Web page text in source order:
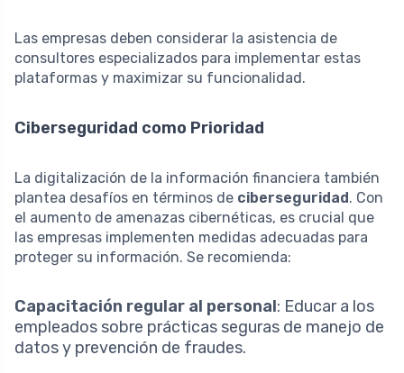
Las empresas deben considerar la asistencia de
consultores especializados para implementar estas
plataformas y maximizar su funcionalidad.
Ciberseguridad como Prioridad
La digitalización de la información financiera también
plantea desafíos en términos de ciberseguridad. Con
el aumento de amenazas cibernéticas, es crucial que
las empresas implementen medidas adecuadas para
proteger su información. Se recomienda:
Capacitación regular al personal: Educar a los
empleados sobre prácticas seguras de manejo de
datos y prevención de fraudes.